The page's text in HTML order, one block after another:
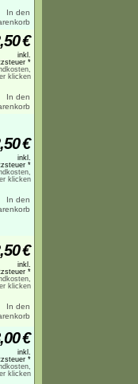
€
inkl.
*
klicken
€
inkl.
*
klicken
€
inkl.
*
klicken
€
inkl.
*
klicken